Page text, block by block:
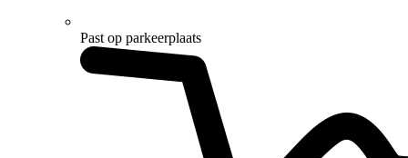
Past op parkeerplaats